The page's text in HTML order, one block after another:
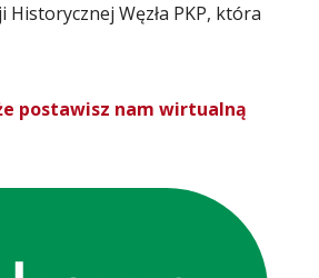
Węzła PKP, która
postawisz nam wirtualną